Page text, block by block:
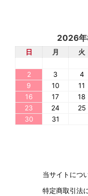
2026年
日 月 火
2
3 4
9
10 11
16
17 18
23
24 25
30
31
当サイトにつ
特定商取引法